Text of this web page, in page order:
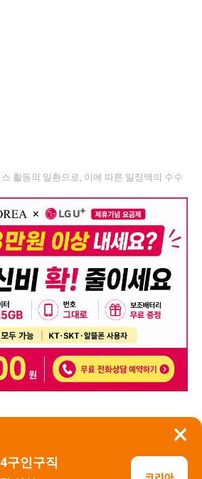
×
구인구직
활동의 일환으로, 이에 따른 일정액의 수수